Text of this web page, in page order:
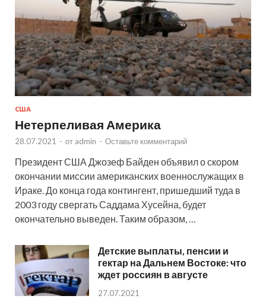
США
Нетерпеливая Америка
28.07.2021 - от admin - Оставьте комментарий
Президент США Джозеф Байден объявил о скором
окончании миссии американских военнослужащих в
Ираке. До конца года контингент, пришедший туда в
2003 году свергать Саддама Хусейна, будет
окончательно выведен. Таким образом, …
Детские выплаты, пенсии и
гектар на Дальнем Востоке: что
ждет россиян в августе
27.07.2021